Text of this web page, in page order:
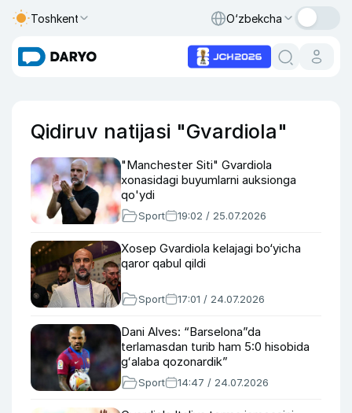
Toshkent O‘zbekcha
Qidiruv natijasi "Gvardiola"
"Manchester Siti" Gvardiola
xonasidagi buyumlarni auksionga
qo'ydi
Sport 19:02 / 25.07.2026
Xosep Gvardiola kelajagi bo‘yicha
qaror qabul qildi
Sport 17:01 / 24.07.2026
Dani Alves: “Barselona”da
terlamasdan turib ham 5:0 hisobida
gʻalaba qozonardik”
Sport 14:47 / 24.07.2026